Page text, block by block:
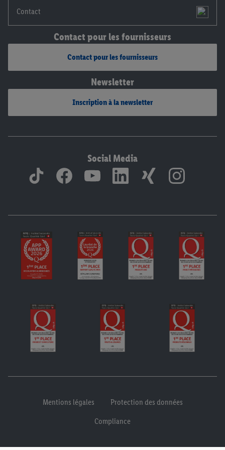
Contact
Contact pour les fournisseurs
Contact pour les fournisseurs
Newsletter
Inscription à la newsletter
Social Media
Mentions légales
Protection des données
Compliance